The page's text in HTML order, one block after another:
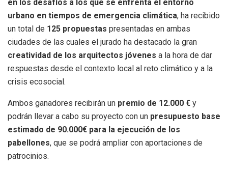
en los desafíos a los que se enfrenta el entorno
urbano en tiempos de emergencia climática, ha recibido
un total de 125 propuestas presentadas en ambas
ciudades de las cuales el jurado ha destacado la gran
creatividad de los arquitectos jóvenes a la hora de dar
respuestas desde el contexto local al reto climático y a la
crisis ecosocial.
Ambos ganadores recibirán un premio de 12.000 € y
podrán llevar a cabo su proyecto con un presupuesto base
estimado de 90.000€ para la ejecución de los
pabellones, que se podrá ampliar con aportaciones de
patrocinios.